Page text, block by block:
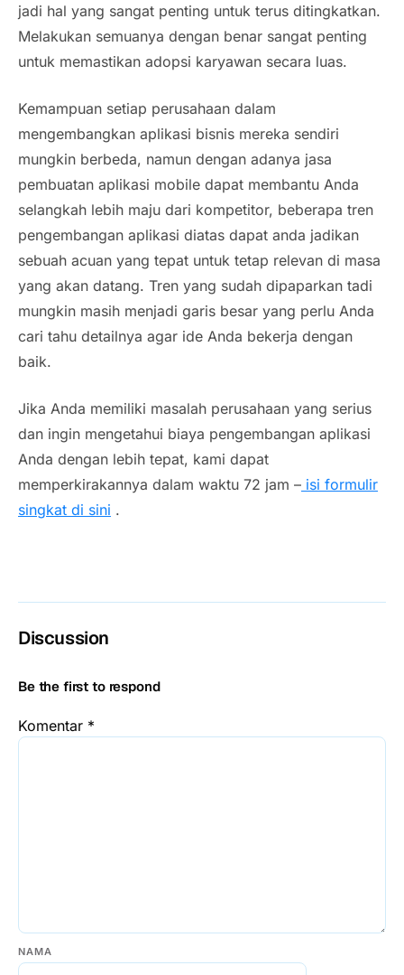
jadi hal yang sangat penting untuk terus ditingkatkan.
Melakukan semuanya dengan benar sangat penting
untuk memastikan adopsi karyawan secara luas.
Kemampuan setiap perusahaan dalam
mengembangkan aplikasi bisnis mereka sendiri
mungkin berbeda, namun dengan adanya jasa
pembuatan aplikasi mobile dapat membantu Anda
selangkah lebih maju dari kompetitor, beberapa tren
pengembangan aplikasi diatas dapat anda jadikan
sebuah acuan yang tepat untuk tetap relevan di masa
yang akan datang. Tren yang sudah dipaparkan tadi
mungkin masih menjadi garis besar yang perlu Anda
cari tahu detailnya agar ide Anda bekerja dengan
baik.
Jika Anda memiliki masalah perusahaan yang serius
dan ingin mengetahui biaya pengembangan aplikasi
Anda dengan lebih tepat, kami dapat
memperkirakannya dalam waktu 72 jam – isi formulir
singkat di sini .
Discussion
Be the first to respond
Komentar *
NAMA